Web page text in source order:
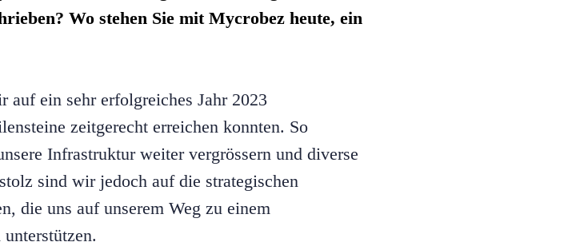
Wo stehen Sie mit Mycrobez heute, ein
ein sehr erfolgreiches Jahr 2023
zeitgerecht erreichen konnten. So
Infrastruktur weiter vergrössern und diverse
sind wir jedoch auf die strategischen
die uns auf unserem Weg zu einem